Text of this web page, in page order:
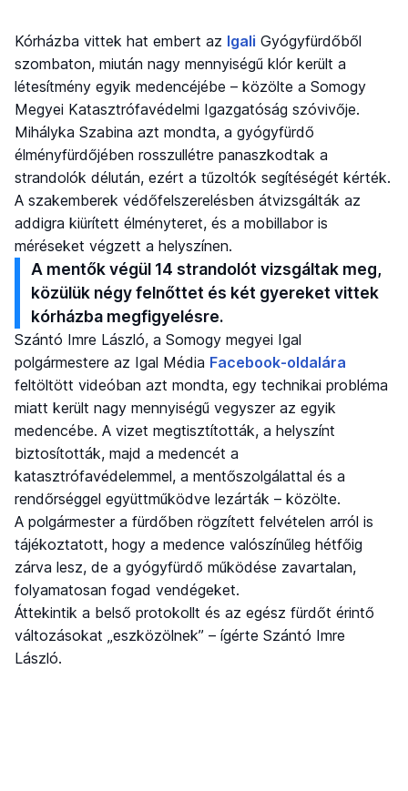
Kórházba vittek hat embert az Igali Gyógyfürdőből
szombaton, miután nagy mennyiségű klór került a
létesítmény egyik medencéjébe – közölte a Somogy
Megyei Katasztrófavédelmi Igazgatóság szóvivője.
Mihályka Szabina azt mondta, a gyógyfürdő
élményfürdőjében rosszullétre panaszkodtak a
strandolók délután, ezért a tűzoltók segítéségét kérték.
A szakemberek védőfelszerelésben átvizsgálták az
addigra kiürített élményteret, és a mobillabor is
méréseket végzett a helyszínen.
A mentők végül 14 strandolót vizsgáltak meg,
közülük négy felnőttet és két gyereket vittek
kórházba megfigyelésre.
Szántó Imre László, a Somogy megyei Igal
polgármestere az Igal Média Facebook-oldalára
feltöltött videóban azt mondta, egy technikai probléma
miatt került nagy mennyiségű vegyszer az egyik
medencébe. A vizet megtisztították, a helyszínt
biztosították, majd a medencét a
katasztrófavédelemmel, a mentőszolgálattal és a
rendőrséggel együttműködve lezárták – közölte.
A polgármester a fürdőben rögzített felvételen arról is
tájékoztatott, hogy a medence valószínűleg hétfőig
zárva lesz, de a gyógyfürdő működése zavartalan,
folyamatosan fogad vendégeket.
Áttekintik a belső protokollt és az egész fürdőt érintő
változásokat „eszközölnek” – ígérte Szántó Imre
László.